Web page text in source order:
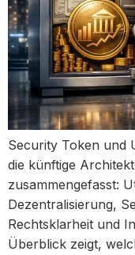
Security Token und
die künftige
zusammengefasst:
Dezentralisierung,
Rechtsklarheit und
Überblick zeigt,